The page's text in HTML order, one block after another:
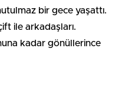
bir gece yaşattı.
ile arkadaşları.
kadar gönüllerince